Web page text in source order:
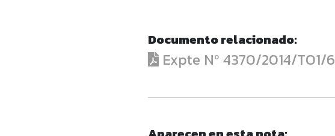
Documento relacionado:
Expte Nº 4370/2014/TO1/6